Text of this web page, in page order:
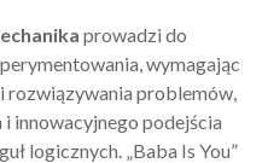
prowadzi do
wymagając
rozwiązywania problemów,
innowacyjnego podejścia
logicznych. „Baba Is You”